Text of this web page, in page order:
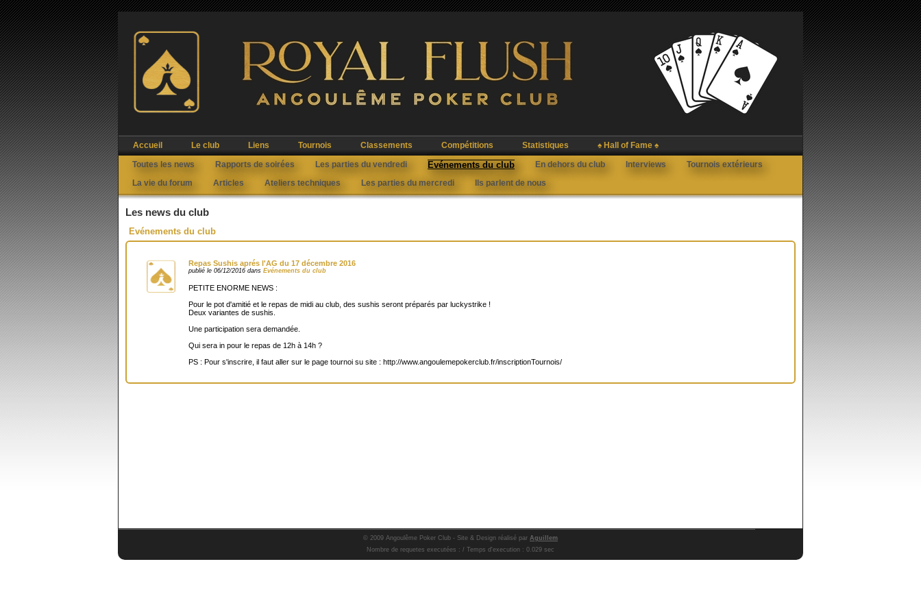
Accueil Le club Liens Tournois Classements Compétitions Statistiques
♠ Hall of Fame ♠
Toutes les news
Rapports de soirées Les parties du vendredi Evénements du club En dehors du club Interviews
Tournois extérieurs
La vie du forum
Articles Ateliers techniques Les parties du mercredi Ils parlent de nous
Les news du club
Evénements du club
Repas Sushis aprés l'AG du 17 décembre 2016
publié le 06/12/2016 dans Evénements du club
PETITE ENORME NEWS :
Pour le pot d'amitié et le repas de midi au club, des sushis seront préparés par luckystrike !
Deux variantes de sushis.
Une participation sera demandée.
Qui sera in pour le repas de 12h à 14h ?
PS : Pour s'inscrire, il faut aller sur le page tournoi su site : http://www.angoulemepokerclub.fr/inscriptionTournois/
© 2009 Angoulême Poker Club - Site & Design réalisé par Aguillem
Nombre de requetes executées : / Temps d'execution : 0.029 sec